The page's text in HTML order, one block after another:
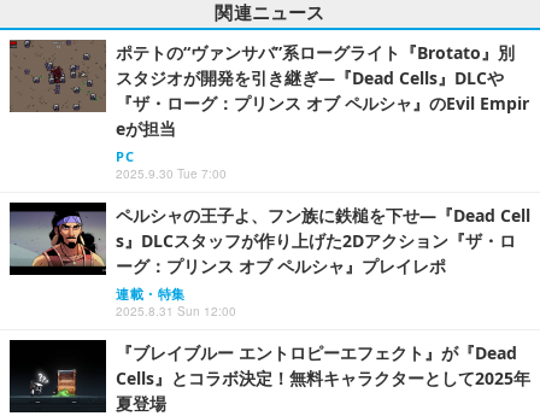
関連ニュース
ポテトの“ヴァンサバ”系ローグライト『Brotato』別
スタジオが開発を引き継ぎ―『Dead Cells』DLCや
『ザ・ローグ：プリンス オブ ペルシャ』のEvil Empir
eが担当
PC
2025.9.30 Tue 7:00
ペルシャの王子よ、フン族に鉄槌を下せ―『Dead Cell
s』DLCスタッフが作り上げた2Dアクション『ザ・ロ
ーグ：プリンス オブ ペルシャ』プレイレポ
連載・特集
2025.8.31 Sun 12:00
『ブレイブルー エントロピーエフェクト』が『Dead
Cells』とコラボ決定！無料キャラクターとして2025年
夏登場